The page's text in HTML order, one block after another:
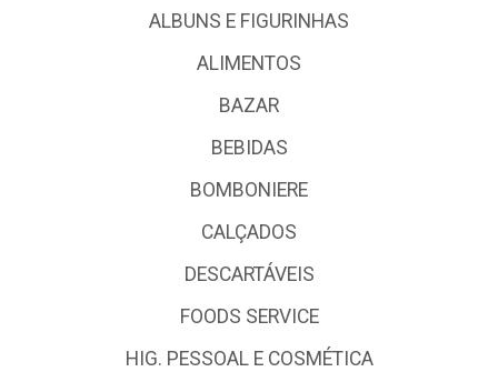
ALBUNS E FIGURINHAS
ALIMENTOS
BAZAR
BEBIDAS
BOMBONIERE
CALÇADOS
DESCARTÁVEIS
FOODS SERVICE
HIG. PESSOAL E COSMÉTICA